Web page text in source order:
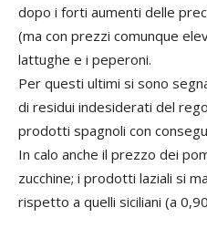
dopo i forti aumenti delle
(ma con prezzi comunque
lattughe e i peperoni.
Per questi ultimi si sono
di residui indesiderati del
prodotti spagnoli con
In calo anche il prezzo dei
zucchine; i prodotti laziali si
rispetto a quelli siciliani (a